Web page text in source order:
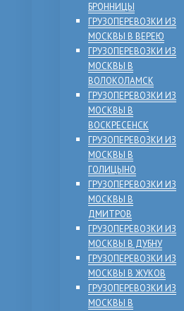
БРОННИЦЫ
ГРУЗОПЕРЕВОЗКИ ИЗ
МОСКВЫ В ВЕРЕЮ
ГРУЗОПЕРЕВОЗКИ ИЗ
МОСКВЫ В
ВОЛОКОЛАМСК
ГРУЗОПЕРЕВОЗКИ ИЗ
МОСКВЫ В
ВОСКРЕСЕНСК
ГРУЗОПЕРЕВОЗКИ ИЗ
МОСКВЫ В
ГОЛИЦЫНО
ГРУЗОПЕРЕВОЗКИ ИЗ
МОСКВЫ В
ДМИТРОВ
ГРУЗОПЕРЕВОЗКИ ИЗ
МОСКВЫ В ДУБНУ
ГРУЗОПЕРЕВОЗКИ ИЗ
МОСКВЫ В ЖУКОВ
ГРУЗОПЕРЕВОЗКИ ИЗ
МОСКВЫ В